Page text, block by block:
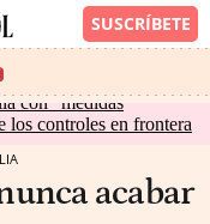
con "medidas
los controles en frontera
acabar